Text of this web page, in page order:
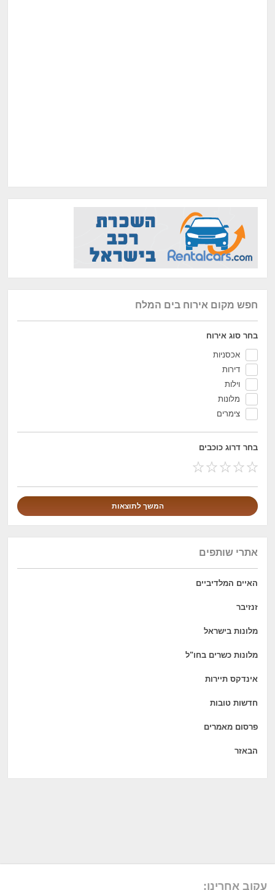
אתרי שותפים
האיים המלדיביים
זנזיבר
מלונות בישראל
מלונות כשרים בחו"ל
אינדקס תיירות
חדשות טובות
פרסום מאמרים
הבאזר
חפש מקום אירוח בים המלח
בחר סוג אירוח
אכסניות
דירות
וילות
מלונות
צימרים
בחר דרוג כוכבים
עקוב אחרינו: